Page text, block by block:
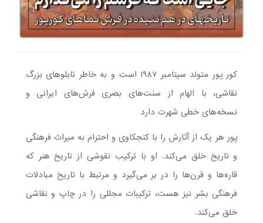
کور پور متولد سپتامبر ۱۹۸۷ است و به خاطر تابلوهای بزرگ
نقاشی، با الهام از سنت‌های بصری فرش‌های ایرانی و
نسخه‌های خطی شهرت دارد
پور هر یک از آثارش را با کنجکاوی و احترام به میراث فرهنگی
و تاریخ خلق می‌کند. او با ترکیب نقوشی از تاریخ هنر که
قاره‌ها و قرن‌ها را در بر می‌گیرد و مرتبط با تاریخ مبادلات
فرهنگی بشر نیز هست، ترکیبات مجللی را در چاپ و نقاشی
خلق می‌کند.